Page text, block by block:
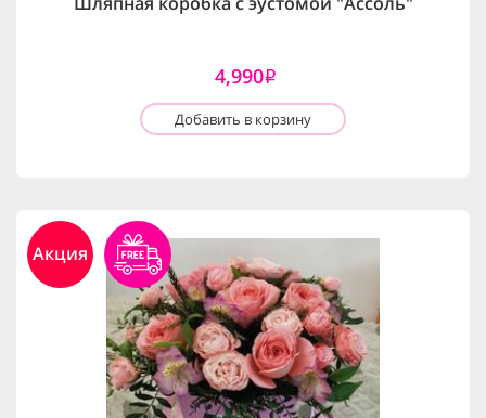
4,990i
Добавить в корзину
Акция